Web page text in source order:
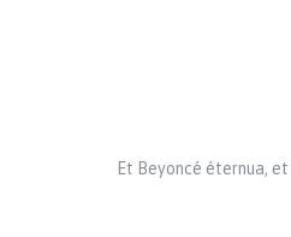
Et Beyoncé éternua,